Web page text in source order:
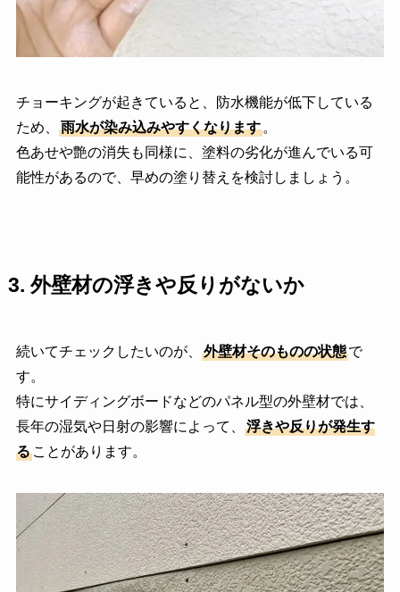
チョーキングが起きていると、防水機能が低下している
ため、
雨水が染み込みやすくなります。
色あせや艶の消失も同様に、塗料の劣化が進んでいる可
能性があるので、早めの塗り替えを検討しましょう。
3. 外壁材の浮きや反りがないか
続いてチェックしたいのが、 外壁材そのものの状態で
す。
特にサイディングボードなどのパネル型の外壁材では、
長年の湿気や日射の影響によって、
浮きや反りが発生す
ることがあります。